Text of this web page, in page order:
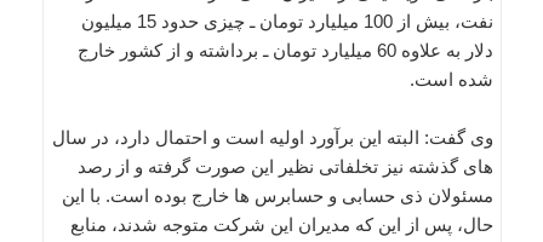
نفت، بیش از 100 میلیارد تومان ـ چیزی حدود 15 میلیون
دلار به علاوه 60 میلیارد تومان ـ برداشته و از کشور خارج
شده است.
وی گفت: البته این برآورد اولیه است و احتمال دارد، در سال
های گذشته نیز تخلفاتی نظیر این صورت گرفته و از رصد
مسئولان ذی حسابی و حسابرس ها خارج بوده است. با این
حال، پس از این که مدیران این شرکت متوجه شدند، منابع